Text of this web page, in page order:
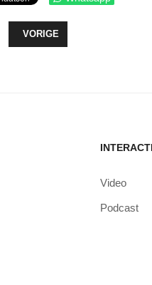
VORIG ARTIKEL:
VORIGE
Video
Podcast